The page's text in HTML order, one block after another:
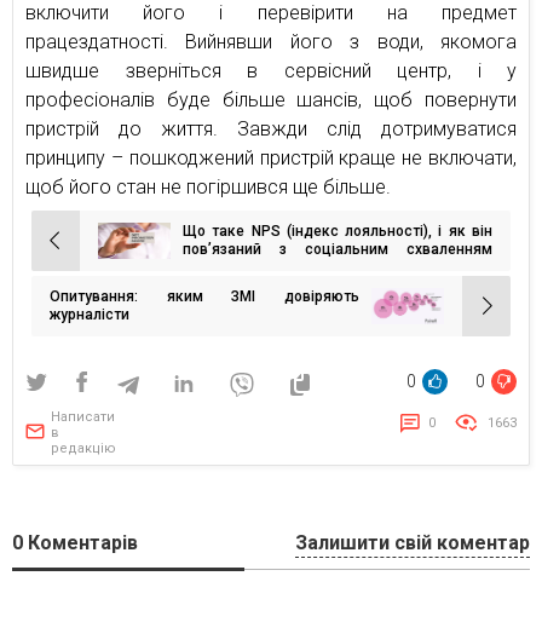
включити його і перевірити на предмет
працездатності. Вийнявши його з води, якомога
швидше зверніться в сервісний центр, і у
професіоналів буде більше шансів, щоб повернути
пристрій до життя. Завжди слід дотримуватися
принципу – пошкоджений пристрій краще не включати,
щоб його стан не погіршився ще більше.
Навігація
записів
Що таке NPS (індекс лояльності), і як він
пов’язаний з соціальним схваленням
Опитування: яким ЗМІ довіряють
журналісти
0 0
Написати
в
редакцію
0 1663
0 Коментарів Залишити свій коментар